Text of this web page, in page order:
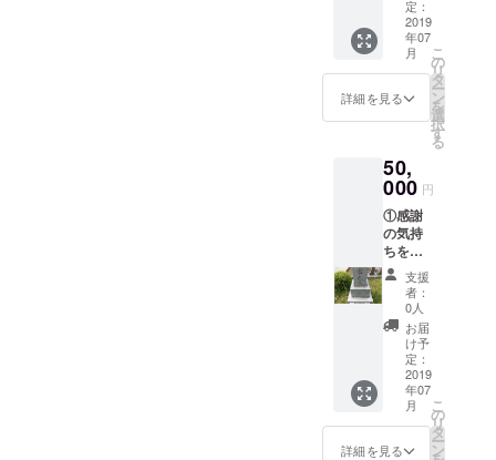
円相当
の、
サービ
ス、お
墓参り
代行を
（お墓
全体の
い、草
むし
り、お
花、先
行） 交
通費弊
社負
担。 ※
オプ
ション
もござ
いま
す。ご
相談下
付き
の、 お
礼メー
ルをお
送りさ
せて頂
きま
紹介時
に名前
を記
載。 ③
関東
（東
京・神
奈川・
千葉・
埼玉）
35000
円相当
の、
サービ
ス、お
墓のク
リーニ
定：
2019
年07
月
詳細を見る
こ
の
リ
タ
ー
ン
を
選
択
す
る
50,
000 円
①感謝
の気持
ちを込
めて、
施工前
と施工
後の完
成写真
付き
の、 お
礼メー
ルをお
送りさ
せて頂
支援
者：
0人
お届
け予
定：
2019
年07
月
詳細を見る
こ
の
リ
タ
ー
ン